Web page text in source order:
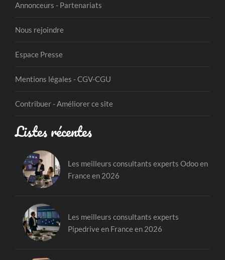
Annonceurs - Partenariats
Nous rejoindre
Espace Presse
Mentions légales - CGV-CGU
Contribuer - Améliorer ce site
Listes récentes
Les meilleurs consultants experts Odoo en
France en 2026
Les meilleurs consultants experts
Pipedrive en France en 2026